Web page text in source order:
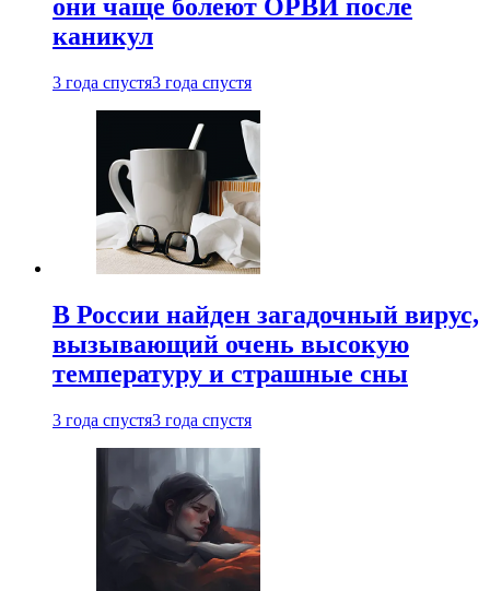
они чаще болеют ОРВИ после
каникул
3 года спустя3 года спустя
В России найден загадочный вирус,
вызывающий очень высокую
температуру и страшные сны
3 года спустя3 года спустя